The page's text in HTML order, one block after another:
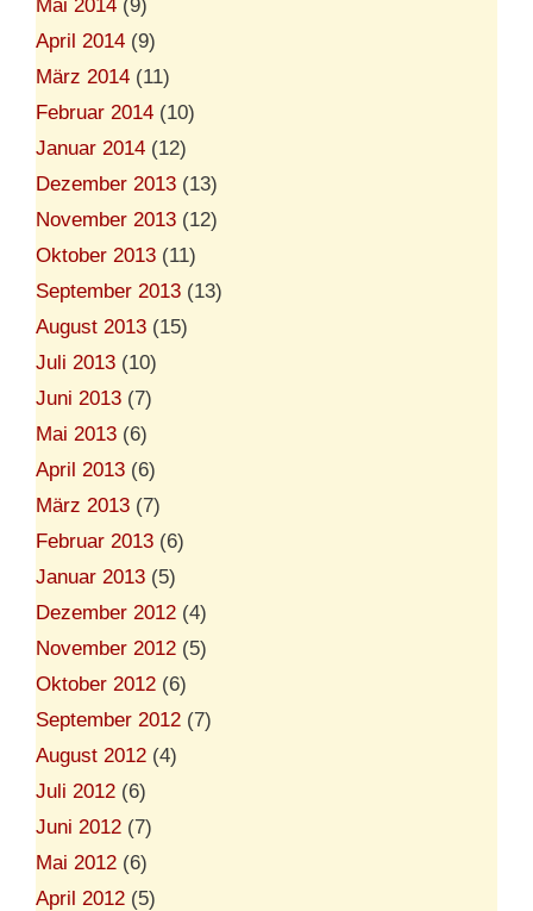
Mai 2014 (9)
April 2014 (9)
März 2014 (11)
Februar 2014 (10)
Januar 2014 (12)
Dezember 2013 (13)
November 2013 (12)
Oktober 2013 (11)
September 2013 (13)
August 2013 (15)
Juli 2013 (10)
Juni 2013 (7)
Mai 2013 (6)
April 2013 (6)
März 2013 (7)
Februar 2013 (6)
Januar 2013 (5)
Dezember 2012 (4)
November 2012 (5)
Oktober 2012 (6)
September 2012 (7)
August 2012 (4)
Juli 2012 (6)
Juni 2012 (7)
Mai 2012 (6)
April 2012 (5)